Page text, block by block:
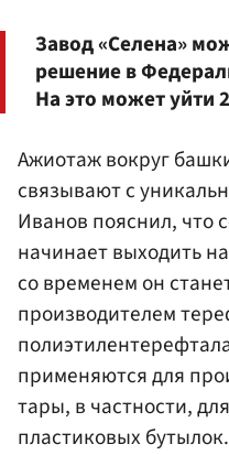
Завод «Селена»
решение в
На это может уйти
Ажиотаж вокруг
связывают с
Иванов пояснил, что
начинает выходить
со временем он
производителем
применяются для
тары, в частности,
пластиковых бутылок.